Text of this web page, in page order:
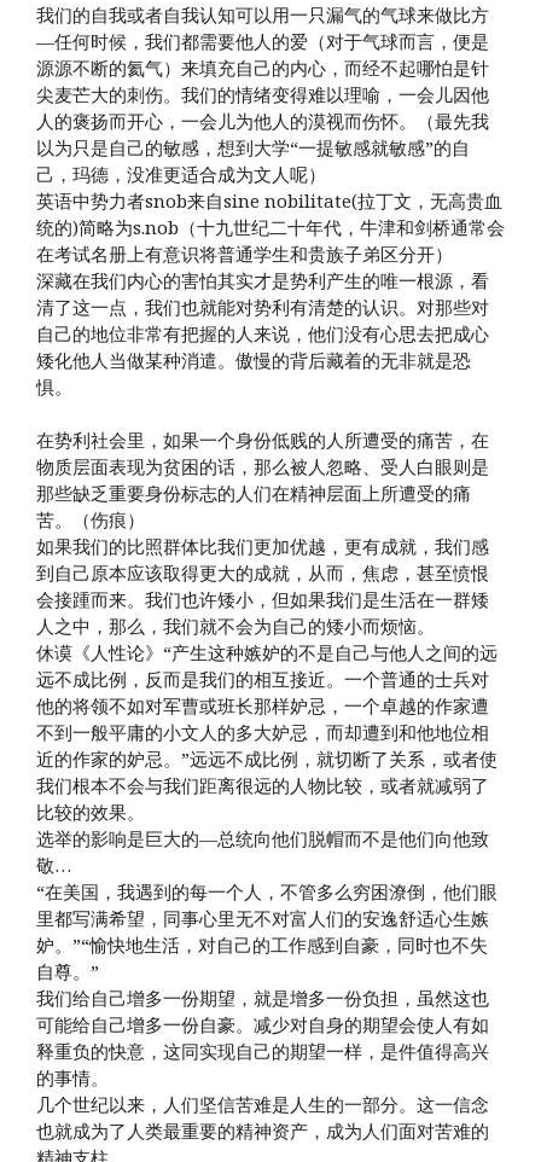
我们的自我或者自我认知可以用一只漏气的气球来做比方
—任何时候，我们都需要他人的爱（对于气球而言，便是
源源不断的氦气）来填充自己的内心，而经不起哪怕是针
尖麦芒大的刺伤。我们的情绪变得难以理喻，一会儿因他
人的褒扬而开心，一会儿为他人的漠视而伤怀。（最先我
以为只是自己的敏感，想到大学“一提敏感就敏感”的自
己，玛德，没准更适合成为文人呢）
英语中势力者snob来自sine nobilitate(拉丁文，无高贵血
统的)简略为s.nob（十九世纪二十年代，牛津和剑桥通常会
在考试名册上有意识将普通学生和贵族子弟区分开）
深藏在我们内心的害怕其实才是势利产生的唯一根源，看
清了这一点，我们也就能对势利有清楚的认识。对那些对
自己的地位非常有把握的人来说，他们没有心思去把成心
矮化他人当做某种消遣。傲慢的背后藏着的无非就是恐
惧。
在势利社会里，如果一个身份低贱的人所遭受的痛苦，在
物质层面表现为贫困的话，那么被人忽略、受人白眼则是
那些缺乏重要身份标志的人们在精神层面上所遭受的痛
苦。（伤痕）
如果我们的比照群体比我们更加优越，更有成就，我们感
到自己原本应该取得更大的成就，从而，焦虑，甚至愤恨
会接踵而来。我们也许矮小，但如果我们是生活在一群矮
人之中，那么，我们就不会为自己的矮小而烦恼。
休谟《人性论》“产生这种嫉妒的不是自己与他人之间的远
远不成比例，反而是我们的相互接近。一个普通的士兵对
他的将领不如对军曹或班长那样妒忌，一个卓越的作家遭
不到一般平庸的小文人的多大妒忌，而却遭到和他地位相
近的作家的妒忌。”远远不成比例，就切断了关系，或者使
我们根本不会与我们距离很远的人物比较，或者就减弱了
比较的效果。
选举的影响是巨大的—总统向他们脱帽而不是他们向他致
敬…
“在美国，我遇到的每一个人，不管多么穷困潦倒，他们眼
里都写满希望，同事心里无不对富人们的安逸舒适心生嫉
妒。”“愉快地生活，对自己的工作感到自豪，同时也不失
自尊。”
我们给自己增多一份期望，就是增多一份负担，虽然这也
可能给自己增多一份自豪。减少对自身的期望会使人有如
释重负的快意，这同实现自己的期望一样，是件值得高兴
的事情。
几个世纪以来，人们坚信苦难是人生的一部分。这一信念
也就成为了人类最重要的精神资产，成为人们面对苦难的